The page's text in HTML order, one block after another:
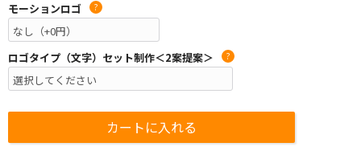
モーションロゴ ?
ロゴタイプ（文字）セット制作＜2案提案＞ ?